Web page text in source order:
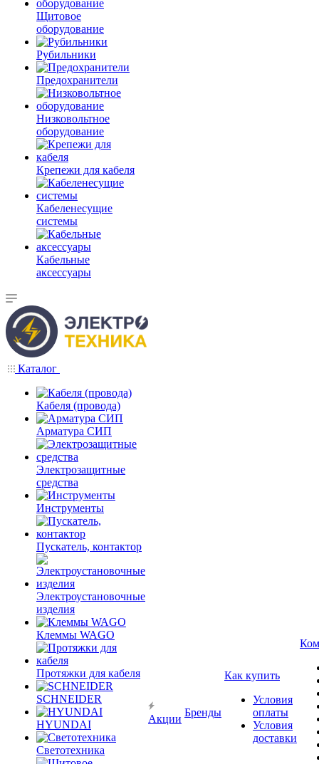
Щитовое
оборудование
Рубильники
Предохранители
Низковольтное
оборудование
Крепежи для кабеля
Кабеленесущие
системы
Кабельные
аксессуары
Каталог
Кабеля (провода)
Арматура СИП
Электрозащитные
средства
Инструменты
Пускатель, контактор
Электроустановочные
изделия
Клеммы WAGO
Протяжки для кабеля
SCHNEIDER
HYUNDAI
Светотехника
Акции
Бренды
Как купить
Условия
оплаты
Условия
доставки